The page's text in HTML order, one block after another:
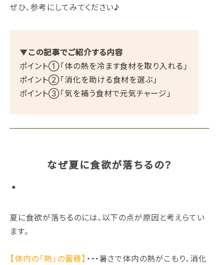
ぜひ、参考にしてみてください♪
▼この記事でご紹介する内容
ポイント①「体の熱を冷ます食材を取り入れる」
ポイント②「消化を助ける食材を選ぶ」
ポイント③「気を補う食材で元気チャージ」
なぜ夏に食欲が落ちるの？
夏に食欲が落ちるのには、以下の点が原因と考えらてい
ます。
【体内の「熱」の蓄積】 ・・・暑さで体内の熱がこもり、消化